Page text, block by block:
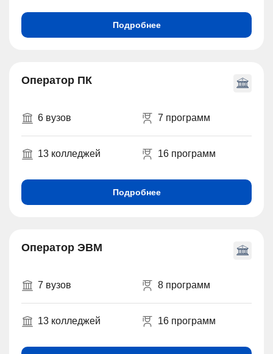
Подробнее
Оператор ПК
6 вузов 7 программ
13 колледжей 16 программ
Подробнее
Оператор ЭВМ
7 вузов 8 программ
13 колледжей 16 программ